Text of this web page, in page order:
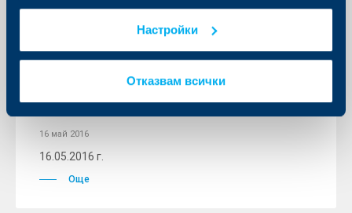
Настройки
Отказвам всички
Съобщения за клиенти
шанс да усетят ритъма на
Олимпиадата в Рио
16 май 2016
16.05.2016 г.
Още